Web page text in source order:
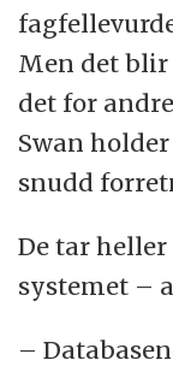
Men det
det for
Swan
snudd
De tar
systemet –
–